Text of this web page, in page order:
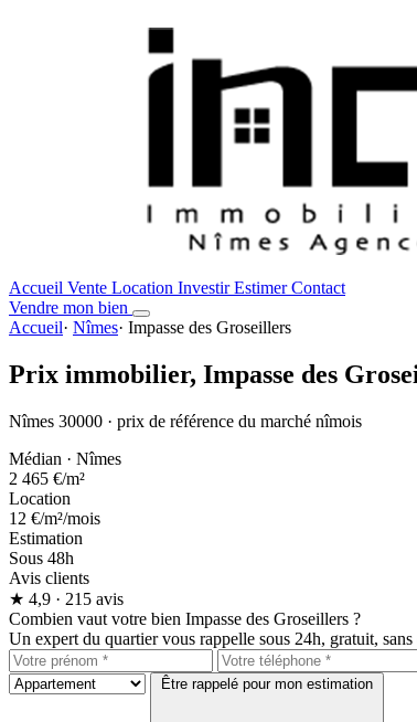
Accueil Vente Location InvestirEstimerContact
Vendre mon bien
Accueil· Nîmes· Impasse des Groseillers
Prix immobilier, Impasse des
Nîmes 30000 · prix de référence du marché nîmois
Médian · Nîmes
2 465 €/m²
Location
12 €/m²/mois
Estimation
Sous 48h
Avis clients
★ 4,9 · 215 avis
Combien vaut votre bien Impasse des Groseillers ?
Un expert du quartier vous rappelle sous 24h, gratuit, sans
Être rappelé pour mon estimation